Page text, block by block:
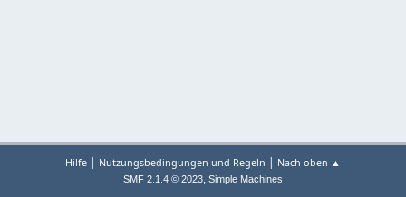
Hilfe | Nutzungsbedingungen und Regeln | Nach oben ▲
SMF 2.1.4 © 2023, Simple Machines